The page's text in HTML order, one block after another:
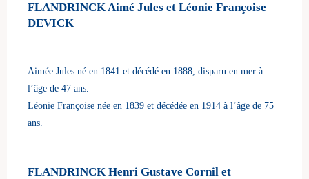
FLANDRINCK Aimé Jules et Léonie Françoise
DEVICK
Aimée Jules né en 1841 et décédé en 1888, disparu en mer à
l’âge de 47 ans.
Léonie Françoise née en 1839 et décédée en 1914 à l’âge de 75
ans.
FLANDRINCK Henri Gustave Cornil et